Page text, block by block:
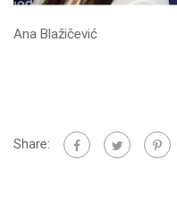
Ana Blažičević
Share: